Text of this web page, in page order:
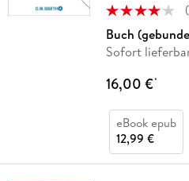
(
Buch
Sofort
16,00 €*
eBook epub
12,99 €